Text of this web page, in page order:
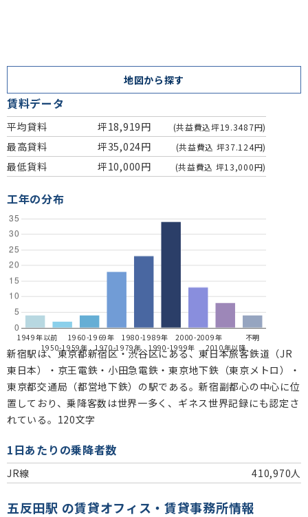
地図から探す
賃料データ
平均貸料 坪18,919円 (共益費込坪19.3487円)
最高貸料 坪35,024円 (共益費込 坪37.124円)
最低貨料 坪10,000円 (共益費込 坪13,000円)
工年の分布
1949年以前
1950-1959年
1960-1969年
1970-1979年
1980-1989年
1990-1999年
2000-2009年
2010年以降
不明
新宿駅は、東京都新宿区・渋谷区にある、東日本旅客鉄道（JR
東日本）・京王電鉄・小田急電鉄・東京地下鉄（東京メトロ）・
東京都交通局（都営地下鉄）の駅である。新宿副都心の中心に位
置しており、乗降客数は世界一多く、ギネス世界記録にも認定さ
れている。120文字
1日あたりの乗降者数
JR線 410,970人
五反田駅 の賃貸オフィス・賃貸事務所情報